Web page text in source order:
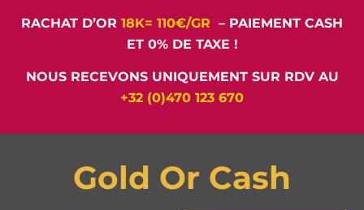
RACHAT D’OR 18K= 110€/GR – PAIEMENT CASH
ET 0% DE TAXE !
NOUS RECEVONS UNIQUEMENT SUR RDV AU
+32 (0)470 123 670
Gold Or Cash